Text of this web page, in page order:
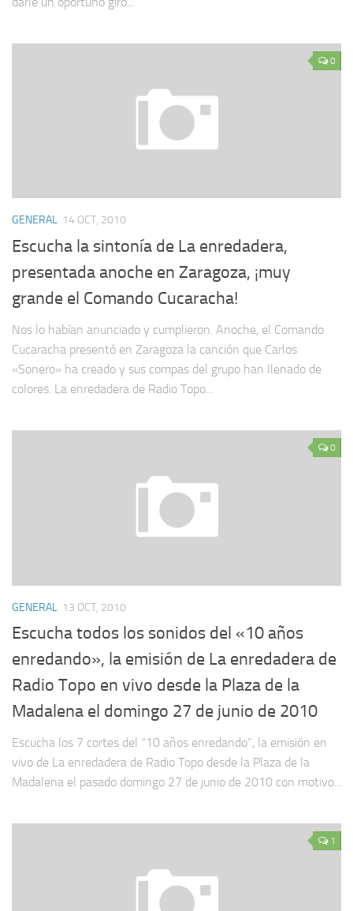
0
GENERAL 14 OCT, 2010
Escucha la sintonía de La enredadera,
presentada anoche en Zaragoza, ¡muy
grande el Comando Cucaracha!
Nos lo habían anunciado y cumplieron. Anoche, el Comando
Cucaracha presentó en Zaragoza la canción que Carlos
«Sonero» ha creado y sus compas del grupo han llenado de
colores. La enredadera de Radio Topo...
0
GENERAL 13 OCT, 2010
Escucha todos los sonidos del «10 años
enredando», la emisión de La enredadera de
Radio Topo en vivo desde la Plaza de la
Madalena el domingo 27 de junio de 2010
Escucha los 7 cortes del “10 años enredando”, la emisión en
vivo de La enredadera de Radio Topo desde la Plaza de la
Madalena el pasado domingo 27 de junio de 2010 con motivo...
1